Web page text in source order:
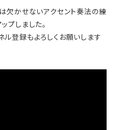
欠かせないアクセント奏法の練
プしました。
ル登録もよろしくお願いします